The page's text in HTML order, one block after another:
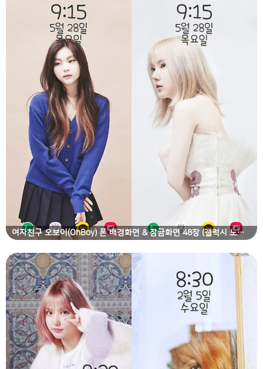
여자친구 오보이(OhBoy) 폰 배경화면 & 잠금화면 48장 (갤럭시 노트8, 노트9, S8, S9)